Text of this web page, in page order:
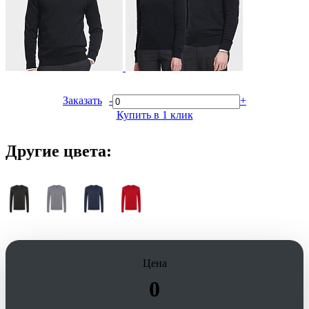
Заказать -
+
Купить в 1 клик
Другие цвета:
Цена
0